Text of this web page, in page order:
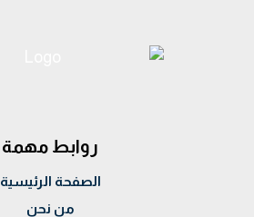
روابط مهمة
الصفحة الرئيسية
من نحن